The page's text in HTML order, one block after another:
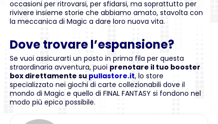
occasioni per ritrovarsi, per sfidarsi, ma soprattutto per
rivivere insieme storie che abbiamo amato, stavolta con
la meccanica di Magic a dare loro nuova vita.
Dove trovare l’espansione?
Se vuoi assicurarti un posto in prima fila per questa
straordinaria avventura, puoi prenotare il tuo booster
box direttamente su pullastore.it, lo store
specializzato nei giochi di carte collezionabili dove il
mondo di Magic e quello di FINAL FANTASY si fondono nel
modo più epico possibile.